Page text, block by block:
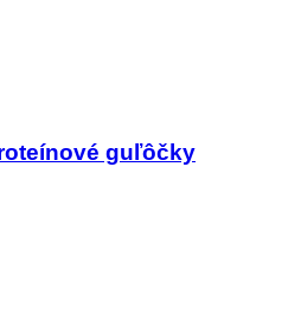
guľôčky